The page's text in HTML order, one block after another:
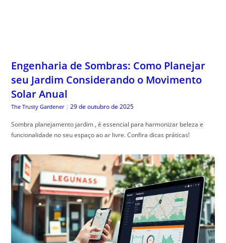
Engenharia de Sombras: Como Planejar
seu Jardim Considerando o Movimento
Solar Anual
The Trusty Gardener | 29 de outubro de 2025
Sombra planejamento jardim , é essencial para harmonizar beleza e
funcionalidade no seu espaço ao ar livre. Confira dicas práticas!